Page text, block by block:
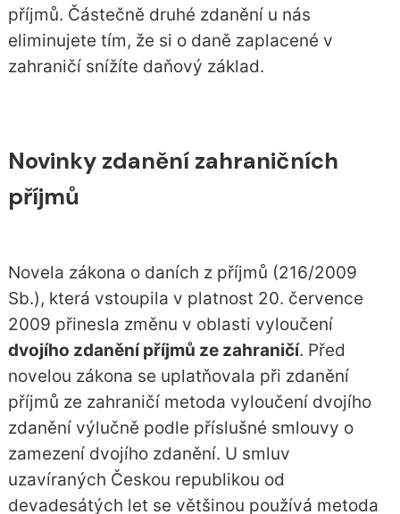
příjmů. Částečně druhé zdanění u nás
eliminujete tím, že si o daně zaplacené v
zahraničí snížíte daňový základ.
Novinky zdanění zahraničních
příjmů
Novela zákona o daních z příjmů (216/2009
Sb.), která vstoupila v platnost 20. července
2009 přinesla změnu v oblasti vyloučení
dvojího zdanění příjmů ze zahraničí. Před
novelou zákona se uplatňovala při zdanění
příjmů ze zahraničí metoda vyloučení dvojího
zdanění výlučně podle příslušné smlouvy o
zamezení dvojího zdanění. U smluv
uzavíraných Českou republikou od
devadesátých let se většinou používá metoda